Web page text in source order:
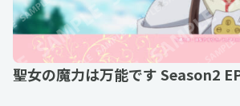
聖女の魔力は万能です Season2